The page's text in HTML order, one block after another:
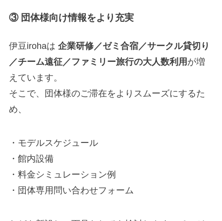
③ 団体様向け情報をより充実
伊豆irohaは 企業研修／ゼミ合宿／サークル貸切り
／チーム遠征／ファミリー旅行の大人数利用 が増
えています。
そこで、団体様のご滞在をよりスムーズにするた
め、
・モデルスケジュール
・館内設備
・料金シミュレーション例
・団体専用問い合わせフォーム